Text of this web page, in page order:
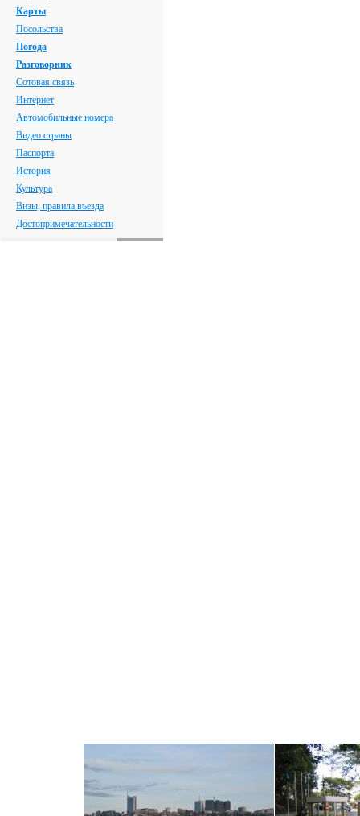
Карты
Посольства
Погода
Разговорник
Сотовая связь
Интернет
Автомобильные номера
Видео страны
Паспорта
История
Культура
Визы, правила въезда
Достопримечательности